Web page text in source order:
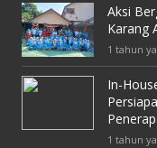
Aksi
Karang
1 tahun
In-
1 tahun